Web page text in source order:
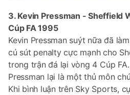
3. Kevin Pressman - Sheffield
Cúp FA 1995
Kevin Pressman suýt nữa đã
cú sút penalty cực mạnh cho
trong trận đá lại vòng 4 Cúp
Pressman lại là một thủ môn
Khi bình luận trên Sky Sports,